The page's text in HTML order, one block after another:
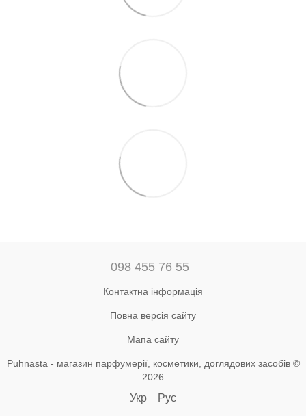
098 455 76 55
Контактна інформація
Повна версія сайту
Мапа сайту
Puhnasta - магазин парфумерії, косметики, доглядових засобів ©
2026
Укр Рус